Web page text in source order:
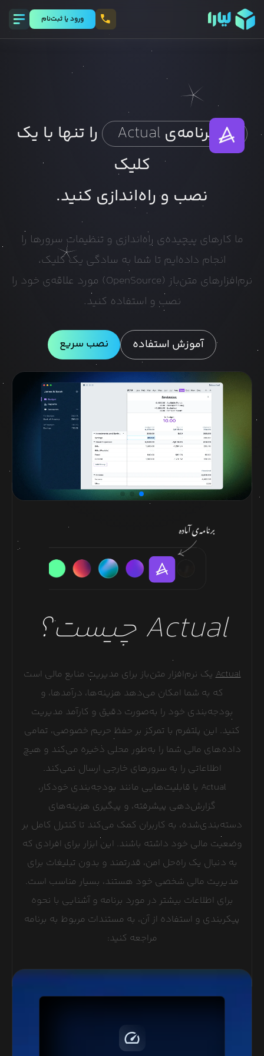
ورود يا ثبت‌نام
برنامه‌ی Actual
را تنها با یک
کلیک
نصب و راه‌اندازی کنید.
ما کارهای پیچیده‌ی راه‌اندازی و تنظیمات سرورها را
انجام داده‌ایم تا شما به سادگی یک کلیک،
نرم‌افزارهای متن‌باز (OpenSource) مورد علاقه‌ی خود را
نصب و استفاده کنید.
آموزش استفاده نصب سریع
Actual چیست؟
Actualیک نرم‌افزار متن‌باز برای مدیریت منابع مالی است
که به شما امکان می‌دهد هزینه‌ها، درآمدها، و
بودجه‌بندی خود را به‌صورت دقیق و کارآمد مدیریت
کنید. این پلتفرم با تمرکز بر حفظ حریم خصوصی، تمامی
داده‌های مالی شما را به‌طور محلی ذخیره می‌کند و هیچ
اطلاعاتی را به سرورهای خارجی ارسال نمی‌کند.
Actual با قابلیت‌هایی مانند بودجه‌بندی خودکار،
گزارش‌دهی پیشرفته، و پیگیری هزینه‌های
دسته‌بندی‌شده، به کاربران کمک می‌کند تا کنترل کامل بر
وضعیت مالی خود داشته باشند. این ابزار برای افرادی که
به دنبال یک راه‌حل امن، قدرتمند و بدون تبلیغات برای
مدیریت مالی شخصی خود هستند، بسیار مناسب است.
برای اطلاعات بیشتر در مورد برنامه و آشنایی با نحوه
پیکربندی و استفاده از آن، به مستندات مربوط به برنامه
مراجعه کنید:
پروتکل HTTP/2 با فشرده‌سازی و ارسال درخواست‌های
همزمان، باعث افزایش سرعت لود صفحات وبسایت شما